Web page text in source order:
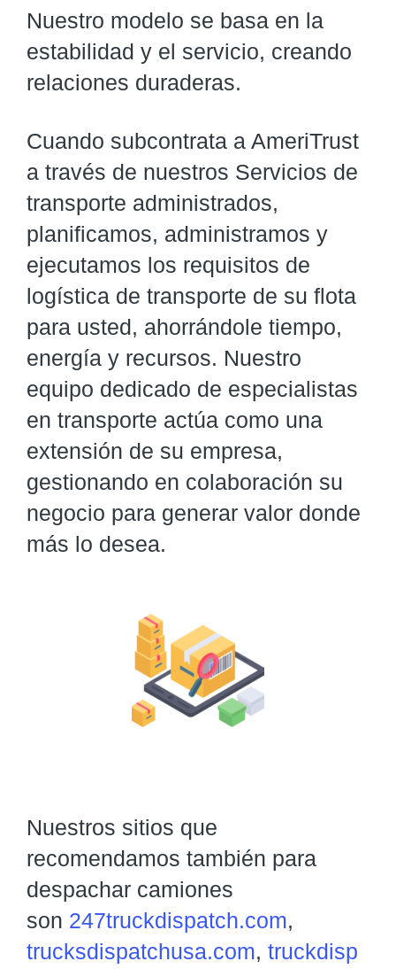
Nuestro modelo se basa en la
estabilidad y el servicio, creando
relaciones duraderas.
Cuando subcontrata a AmeriTrust
a través de nuestros Servicios de
transporte administrados,
planificamos, administramos y
ejecutamos los requisitos de
logística de transporte de su flota
para usted, ahorrándole tiempo,
energía y recursos. Nuestro
equipo dedicado de especialistas
en transporte actúa como una
extensión de su empresa,
gestionando en colaboración su
negocio para generar valor donde
más lo desea.
Nuestros sitios que
recomendamos también para
despachar camiones
son 247truckdispatch.com,
trucksdispatchusa.com, truckdisp